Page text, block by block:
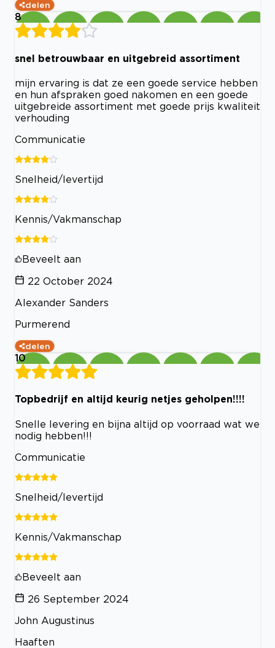
delen
8
snel betrouwbaar en uitgebreid assortiment
mijn ervaring is dat ze een goede service hebben
en hun afspraken goed nakomen en een goede
uitgebreide assortiment met goede prijs kwaliteit
verhouding
Communicatie
Snelheid/levertijd
Kennis/Vakmanschap
Beveelt aan
22 October 2024
Alexander Sanders
Purmerend
delen
10
Topbedrijf en altijd keurig netjes geholpen!!!!
Snelle levering en bijna altijd op voorraad wat we
nodig hebben!!!
Communicatie
Snelheid/levertijd
Kennis/Vakmanschap
Beveelt aan
26 September 2024
John Augustinus
Haaften